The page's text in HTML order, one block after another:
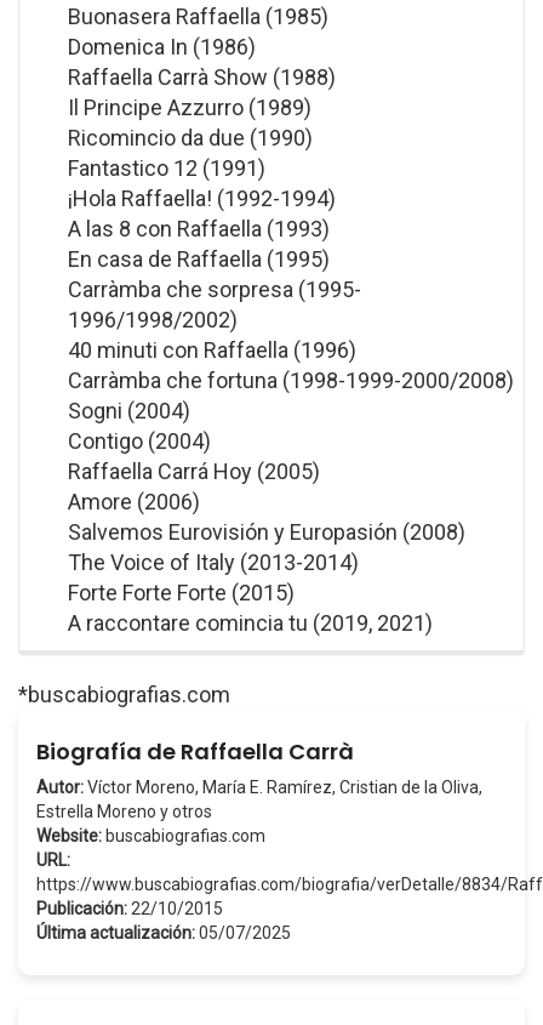
Buonasera Raffaella (1985)
Domenica In (1986)
Raffaella Carrà Show (1988)
Il Principe Azzurro (1989)
Ricomincio da due (1990)
Fantastico 12 (1991)
¡Hola Raffaella! (1992-1994)
A las 8 con Raffaella (1993)
En casa de Raffaella (1995)
Carràmba che sorpresa (1995-
1996/1998/2002)
40 minuti con Raffaella (1996)
Carràmba che fortuna (1998-1999-2000/2008)
Sogni (2004)
Contigo (2004)
Raffaella Carrá Hoy (2005)
Amore (2006)
Salvemos Eurovisión y Europasión (2008)
The Voice of Italy (2013-2014)
Forte Forte Forte (2015)
A raccontare comincia tu (2019, 2021)
*buscabiografias.com
Biografía de Raffaella Carrà
Autor:Víctor Moreno, María E. Ramírez, Cristian de la Oliva,
Estrella Moreno y otros
Website: buscabiografias.com
URL:
https://www.buscabiografias.com/biografia/verDetalle/8834/
Publicación: 22/10/2015
Última actualización:05/07/2025